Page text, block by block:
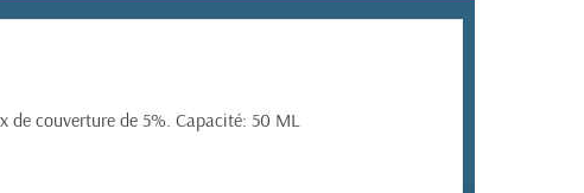
couverture de 5%. Capacité: 50 ML